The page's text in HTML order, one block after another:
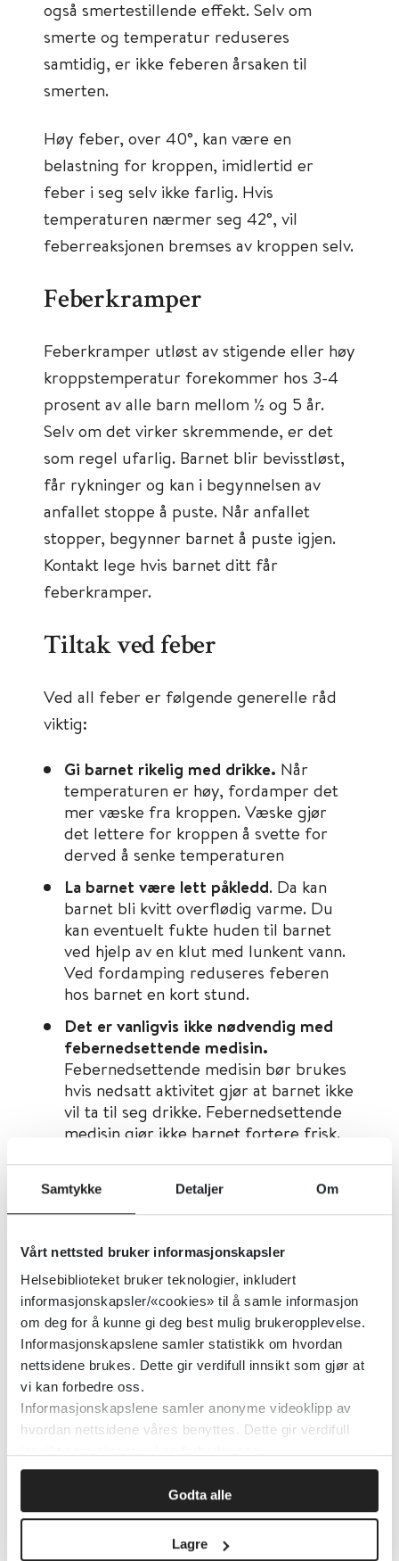
Samtykke Detaljer Om
Vårt nettsted bruker informasjonskapsler
Helsebiblioteket bruker teknologier, inkludert
informasjonskapsler/«cookies» til å samle informasjon
om deg for å kunne gi deg best mulig brukeropplevelse.
Informasjonskapslene samler statistikk om hvordan
nettsidene brukes. Dette gir verdifull innsikt som gjør at
vi kan forbedre oss.
Informasjonskapslene samler anonyme videoklipp av
hvordan nettsidene våres benyttes. Dette gir verdifull
Godta alle
Lagre
også smertestillende effekt. Selv om
smerte og temperatur reduseres
samtidig, er ikke feberen årsaken til
smerten.
Høy feber, over 40°, kan være en
belastning for kroppen, imidlertid er
feber i seg selv ikke farlig. Hvis
temperaturen nærmer seg 42°, vil
feberreaksjonen bremses av kroppen selv.
Feberkramper
Feberkramper utløst av stigende eller høy
kroppstemperatur forekommer hos 3-4
prosent av alle barn mellom 1⁄2 og 5 år.
Selv om det virker skremmende, er det
som regel ufarlig. Barnet blir bevisstløst,
får rykninger og kan i begynnelsen av
anfallet stoppe å puste. Når anfallet
stopper, begynner barnet å puste igjen.
Kontakt lege hvis barnet ditt får
feberkramper.
Tiltak ved feber
Ved all feber er følgende generelle råd
viktig:
Gi barnet rikelig med drikke. Når
temperaturen er høy, fordamper det
mer væske fra kroppen. Væske gjør
det lettere for kroppen å svette for
derved å senke temperaturen
La barnet være lett påkledd. Da kan
barnet bli kvitt overflødig varme. Du
kan eventuelt fukte huden til barnet
ved hjelp av en klut med lunkent vann.
Ved fordamping reduseres feberen
hos barnet en kort stund.
Det er vanligvis ikke nødvendig med
febernedsettende medisin.
Febernedsettende medisin bør brukes
hvis nedsatt aktivitet gjør at barnet ikke
vil ta til seg drikke. Febernedsettende
medisin gjør ikke barnet fortere frisk.
Paracetamol
er det febernedsettende og
smertestillende middelet som anbefales
mikstur, tabletter og smelte- og
brusetabletter. Paracetamol fra stikkpiller
tar noe lengre tid før det virker, og
absorbsjonen av virkestoffet fra stikkpiller
varierer. Derfor anbefales mikstur eller
tabletter hvis barnet vil/kan ta det.
en enkeltdose på 15 mg paracetamol per
kg kroppsvekt. For et barn på ett år som
veier 10 kg blir det 150 mg paracetamol.